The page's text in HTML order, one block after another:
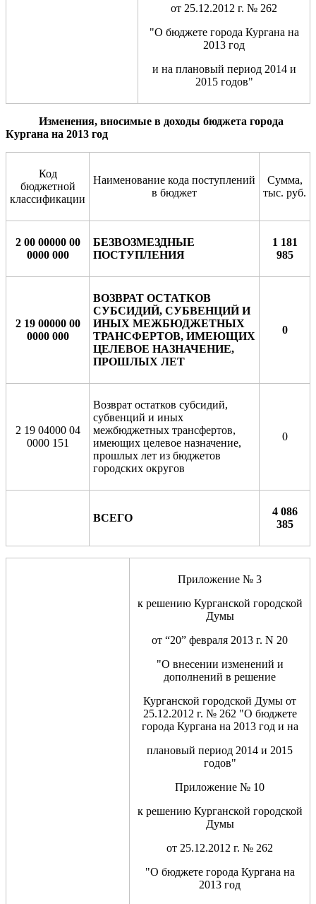
от 25.12.2012 г. № 262
"О бюджете города Кургана на
2013 год
и на плановый период 2014 и
2015 годов"
Изменения, вносимые в доходы бюджета города
Кургана на 2013 год
Код
бюджетной
классификации
Наименование кода поступлений
в бюджет
Сумма,
тыс. руб.
2 00 00000 00
0000 000
БЕЗВОЗМЕЗДНЫЕ
ПОСТУПЛЕНИЯ
1 181
985
2 19 00000 00
0000 000
ВОЗВРАТ ОСТАТКОВ
СУБСИДИЙ, СУБВЕНЦИЙ И
ИНЫХ МЕЖБЮДЖЕТНЫХ
ТРАНСФЕРТОВ, ИМЕЮЩИХ
ЦЕЛЕВОЕ НАЗНАЧЕНИЕ,
ПРОШЛЫХ ЛЕТ
0
2 19 04000 04
0000 151
Возврат остатков субсидий,
субвенций и иных
межбюджетных трансфертов,
имеющих целевое назначение,
прошлых лет из бюджетов
городских округов
0
ВСЕГО
4 086
385
Приложение № 3
к решению Курганской городской
Думы
от “20” февраля 2013 г. N 20
"О внесении изменений и
дополнений в решение
Курганской городской Думы от
25.12.2012 г. № 262 "О бюджете
города Кургана на 2013 год и на
плановый период 2014 и 2015
годов"
Приложение № 10
к решению Курганской городской
Думы
от 25.12.2012 г. № 262
"О бюджете города Кургана на
2013 год